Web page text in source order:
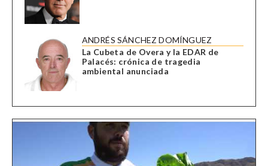
ANDRÉS SÁNCHEZ DOMÍNGUEZ
La Cubeta de Overa y la EDAR de
Palacés: crónica de tragedia
ambiental anunciada